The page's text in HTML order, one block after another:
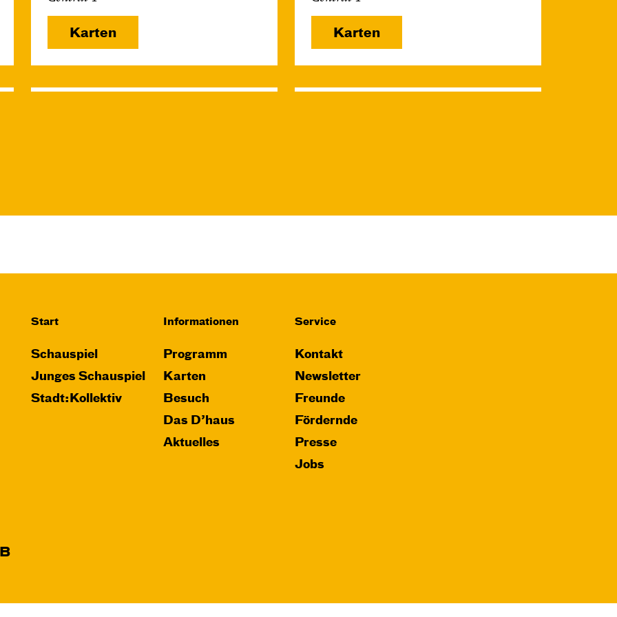
Karten Karten
reich
Mit künstlerischer
Audiodeskription
Karten
reich
Mit künstlerischer
Audiodeskription
Karten
Start
Schauspiel
Junges Schauspiel
Stadt:Kollektiv
Informationen
Programm
Karten
Besuch
Das D’haus
Aktuelles
Service
Kontakt
Newsletter
Freunde
Fördernde
Presse
Jobs